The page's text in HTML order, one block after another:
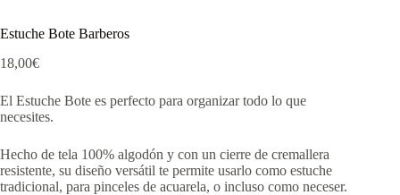
Estuche Bote Barberos
18,00€
El Estuche Bote es perfecto para organizar todo lo que
necesites.
Hecho de tela 100% algodón y con un cierre de cremallera
resistente, su diseño versátil te permite usarlo como estuche
tradicional, para pinceles de acuarela, o incluso como neceser.